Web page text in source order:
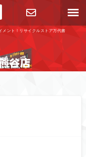
メント！リサイクルストア万代書
お問い合わ
せ